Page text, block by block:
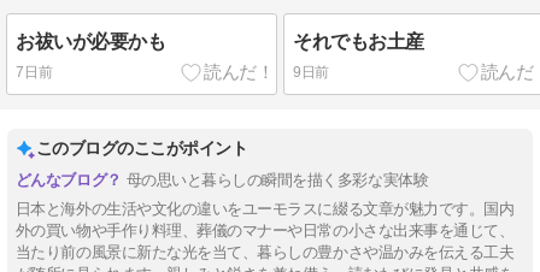
お祓いが必要かも
7日前
それでもお土産
9日前
このブログのここがポイント
母の思いと暮らしの瞬間を描く多彩な実体験
日本と海外の生活や文化の違いをユーモラスに綴る文章が魅力です。国内
外の買い物や手作り料理、葬儀のマナーや日常の小さな出来事を通じて、
当たり前の風景に新たな光を当て、暮らしの豊かさや温かみを伝える工夫